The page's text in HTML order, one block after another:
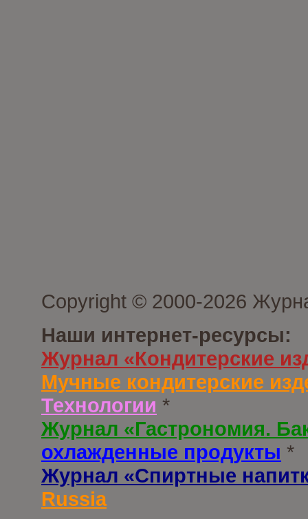
Copyright © 2000-2026
Наши интернет-ресурсы:
Журнал «Кондитерские
Мучные кондитерские
Технологии *
Журнал «Гастрономия.
охлажденные продукты *
Журнал «Спиртные
Russia